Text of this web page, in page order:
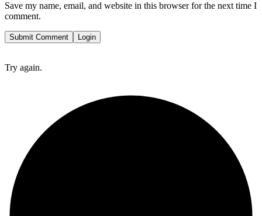
Save my name, email, and website in this browser for the next time I
comment.
Submit Comment Login
Try again.